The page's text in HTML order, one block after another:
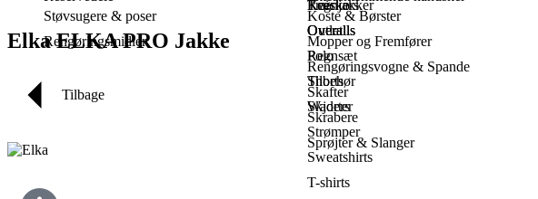
Træsko
Outlet
Knickers
Overalls
Polo
Shorts
Skjorter
Strømper
Sweatshirts
T-shirts
Regnjakker
Overalls
Regnsæt
Tilbehør
Waders
Koste & Børster
Mopper og Fremfører
Rengøringsvogne & Spande
Skafter
Skrabere
Sprøjter & Slanger
Støvsugere & poser
Rengøringsmidler
Elka ELKA PRO Jakke
Tilbage